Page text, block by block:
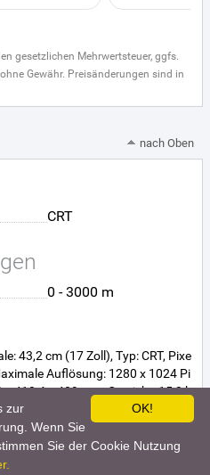
gesetzlichen Mehrwertsteuer, ggfs.
Gewähr. Preisänderungen sind in
nach Oben
CRT
0 - 3000 m
43,2 cm (17 Zoll), Typ: CRT, Pixe
Auflösung: 1280 x 1024 Pi
410,4 x 409 mm, Gewicht: 15,2 k
OK!
zur
Wenn Sie
Sie der Cookie Nutzung